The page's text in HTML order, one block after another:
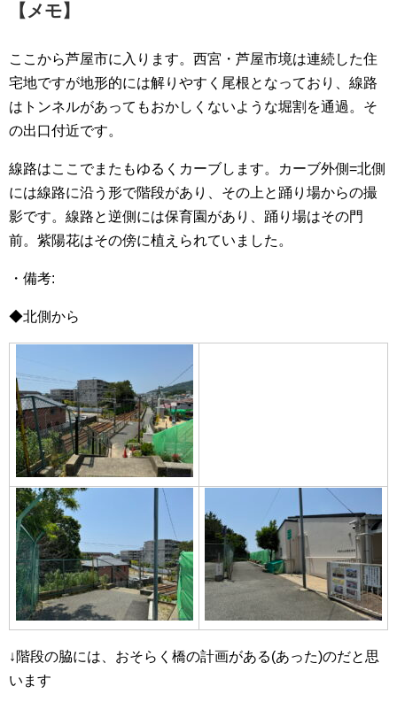
【メモ】
ここから芦屋市に入ります。西宮・芦屋市境は連続した住
宅地ですが地形的には解りやすく尾根となっており、線路
はトンネルがあってもおかしくないような堀割を通過。そ
の出口付近です。
線路はここでまたもゆるくカーブします。カーブ外側=北側
には線路に沿う形で階段があり、その上と踊り場からの撮
影です。線路と逆側には保育園があり、踊り場はその門
前。紫陽花はその傍に植えられていました。
・備考:
◆北側から
↓階段の脇には、おそらく橋の計画がある(あった)のだと思
います